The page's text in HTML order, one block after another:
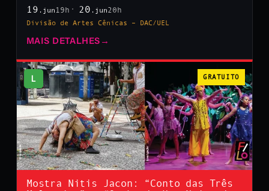
19 .jun 19h 20 .jun20h
Divisão de Artes Cênicas – DAC/UEL
MAIS DETALHES →
L GRATUITO
Mostra Nitis Jacon: “Conto das Três